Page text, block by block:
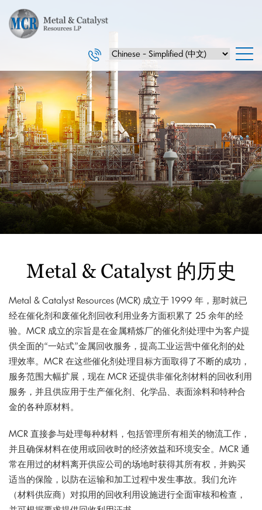
Metal & Catalyst 的历史
Metal & Catalyst Resources (MCR) 成立于 1999 年，那时就已
经在催化剂和废催化剂回收利用业务方面积累了 25 余年的经
验。MCR 成立的宗旨是在金属精炼厂的催化剂处理中为客户提
供全面的“一站式”金属回收服务，提高工业运营中催化剂的处
理效率。MCR 在这些催化剂处理目标方面取得了不断的成功，
服务范围大幅扩展，现在 MCR 还提供非催化剂材料的回收利用
服务，并且供应用于生产催化剂、化学品、表面涂料和特种合
金的各种原材料。
MCR 直接参与处理每种材料，包括管理所有相关的物流工作，
并且确保材料在使用或回收时的经济效益和环境安全。MCR 通
常在用过的材料离开供应公司的场地时获得其所有权，并购买
适当的保险，以防在运输和加工过程中发生事故。我们允许
（材料供应商）对拟用的回收利用设施进行全面审核和检查，